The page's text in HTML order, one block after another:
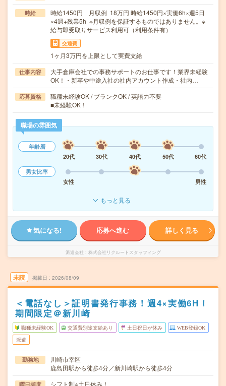
時給
時給1450円 月収例 18万円 時給1450円×実働6h×週5日
×4週+残業5h ※月収例を保証するものではありません。※
給与即受取りサービス利用可（利用条件有）
交通費
1ヶ月3万円を上限として実費支給
仕事内容
大手倉庫会社での事務サポートのお仕事です！業界未経験
OK！・新卒や中途入社の社内アカウント作成・社内…
応募資格
職種未経験OK / ブランクOK / 英語力不要
■未経験OK！
職場の雰囲気
年齢層
20代
30代 40代 50代
60代
男女比率
女性
男性
もっと見る
気になる! 応募へ進む 詳しく見る
派遣会社 株式会社リクルートスタッフィング
未読 掲載日 2026/08/09
＜電話なし＞証明書発行事務！週4×実働6H！
期間限定＠新川崎
職種未経験OK 交通費別途支給あり 土日祝日が休み WEB登録OK
派遣
勤務地
川崎市幸区
鹿島田駅から徒歩4分／新川崎駅から徒歩4分
曜日頻度 シフト制※土日休み！